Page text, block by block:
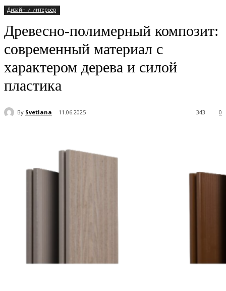
Дизайн и интерьер
Древесно-полимерный композит:
современный материал с
характером дерева и силой
пластика
By Svetlana 11.06.2025 0
343